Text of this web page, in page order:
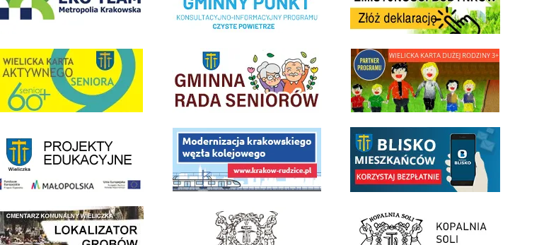
do strony Wielicka Karta Aktywnego Seniora link do strony Gminnej Rady Seniorow - Wieliczka link do strony - Wielicka Karta Dużej Rodziny
do strony - projekty edukacyjne dofinansowane z Europejskiego Funduszu Społecznego
link do opisu projektu budowy linii kolejowej Krakow Rudzicelink do opisu aplikacji - BLISKO, Gmina Wieliczka w
do lokalizatora grobów na wielickim cmentarzu - grobnetlink do strony - Muzeum Żup Krakowskich Wieliczka link do strony Kopalni Soli Wieliczka